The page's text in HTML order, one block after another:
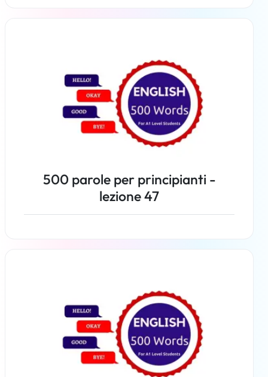
500 parole per principianti -
lezione 47